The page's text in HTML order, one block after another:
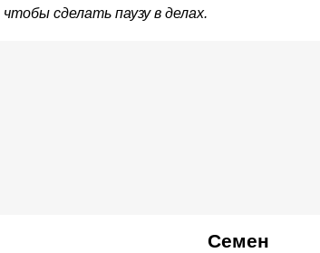
сделать паузу в делах.
Семен